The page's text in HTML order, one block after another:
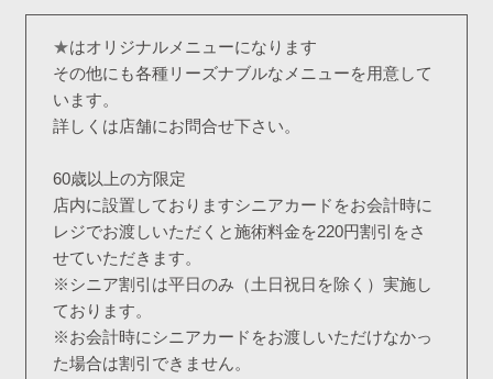
★はオリジナルメニューになります
その他にも各種リーズナブルなメニューを用意して
います。
詳しくは店舗にお問合せ下さい。
60歳以上の方限定
店内に設置しておりますシニアカードをお会計時に
レジでお渡しいただくと施術料金を220円割引をさ
せていただきます。
※シニア割引は平日のみ（土日祝日を除く）実施し
ております。
※お会計時にシニアカードをお渡しいただけなかっ
た場合は割引できません。